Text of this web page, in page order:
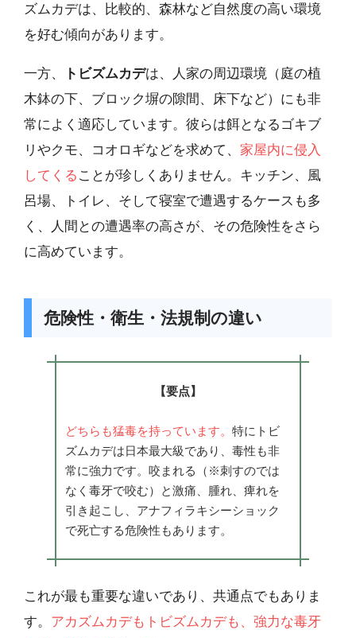
ズムカデは、比較的、森林など自然度の高い環境
を好む傾向があります。
一方、 トビズムカデは、人家の周辺環境（庭の植
木鉢の下、ブロック塀の隙間、床下など）にも非
常によく適応しています。彼らは餌となるゴキブ
リやクモ、コオロギなどを求めて、 家屋内に侵入
してくる ことが珍しくありません。キッチン、風
呂場、トイレ、そして寝室で遭遇するケースも多
く、人間との遭遇率の高さが、その危険性をさら
に高めています。
危険性・衛生・法規制の違い
【要点】
どちらも猛毒を持っています。 特にトビ
ズムカデは日本最大級であり、毒性も非
常に強力です。咬まれる（※刺すのでは
なく毒牙で咬む）と激痛、腫れ、痺れを
引き起こし、アナフィラキシーショック
で死亡する危険性もあります。
これが最も重要な違いであり、共通点でもありま
す。 アカズムカデもトビズムカデも、強力な毒牙